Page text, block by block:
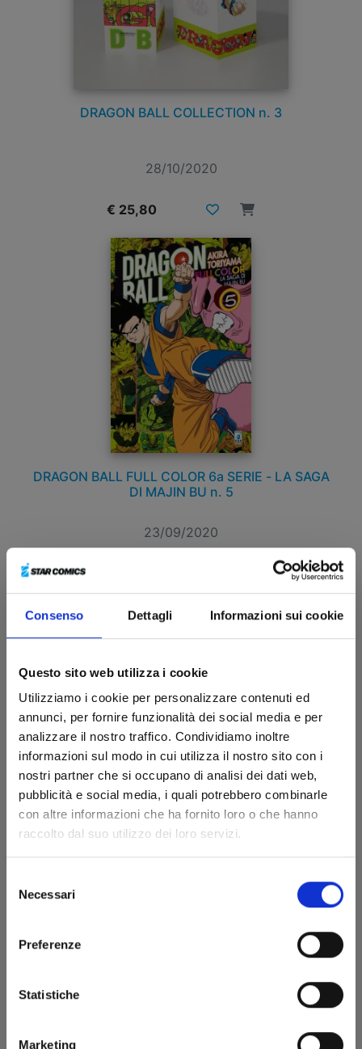
Consenso Dettagli Informazioni sui cookie
Questo sito web utilizza i cookie
Utilizziamo i cookie per personalizzare contenuti ed
annunci, per fornire funzionalità dei social media e per
analizzare il nostro traffico. Condividiamo inoltre
informazioni sul modo in cui utilizza il nostro sito con i
nostri partner che si occupano di analisi dei dati web,
pubblicità e social media, i quali potrebbero combinarle
con altre informazioni che ha fornito loro o che hanno
raccolto dal suo utilizzo dei loro servizi.
delNecessari
Preferenze
Statistiche
Marketing
DRAGON BALL COLLECTION n. 3
28/10/2020
€ 25,80
DRAGON BALL FULL COLOR 6a SERIE - LA SAGA
DI MAJIN BU n. 5
23/09/2020
DRAGON BALL FULL COLOR 6a SERIE - LA SAGA
DI MAJIN BU n. 4